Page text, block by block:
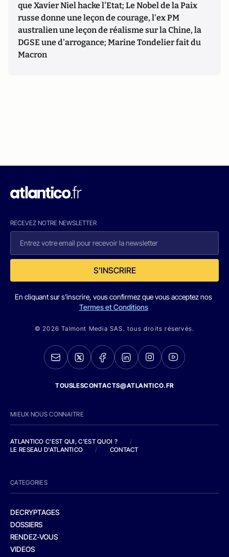
que Xavier Niel hacke l'Etat; Le Nobel de la Paix
russe donne une leçon de courage, l'ex PM
australien une leçon de réalisme sur la Chine, la
DGSE une d'arrogance; Marine Tondelier fait du
Macron
RECEVEZ NOTRE NEWSLETTER
S'INSCRIRE
En cliquant sur s'inscrire, vous confirmez que vous acceptez nos
Termes et Conditions
© 2026 Talmont Media SAS. tous droits réservés.
TOUSLESCONTACTS@ATLANTICO.FR
MIEUX NOUS CONNAITRE
ATLANTICO C'EST QUI, C'EST QUOI ?
/
LE RESEAU D'ATLANTICO
/ CONTACT
CATEGORIES
DECRYPTAGES
DOSSIERS
RENDEZ-VOUS
VIDEOS